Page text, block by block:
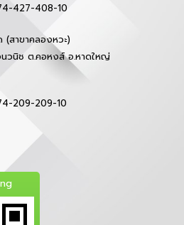
427-408-10
สาขาคลองหวะ)
วนิช ต.คอหงส์ อ.หาดใหญ่
209-209-10